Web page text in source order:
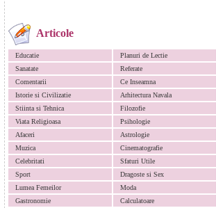
Articole
Educatie
Planuri de Lectie
Sanatate
Referate
Comentarii
Ce Inseamna
Istorie si Civilizatie
Arhitectura Navala
Stiinta si Tehnica
Filozofie
Viata Religioasa
Psihologie
Afaceri
Astrologie
Muzica
Cinematografie
Celebritati
Sfaturi Utile
Sport
Dragoste si Sex
Lumea Femeilor
Moda
Gastronomie
Calculatoare